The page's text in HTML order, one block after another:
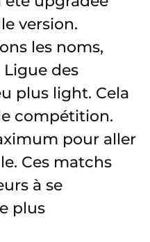
version.
les noms,
Ligue des
plus light. Cela
compétition.
pour aller
Ces matchs
à se
plus